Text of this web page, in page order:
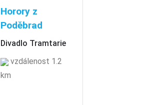
Horory z
Poděbrad
Divadlo Tramtarie
vzdálenost 1.2
km